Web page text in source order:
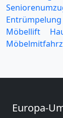
Entrümpelung
Möbellift
Europa-